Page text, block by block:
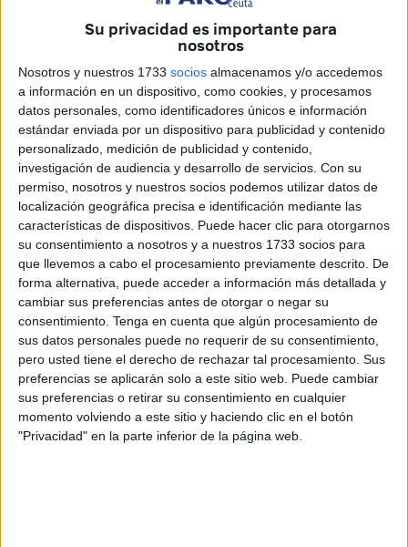
Su privacidad es importante para
nosotros
Nosotros y nuestros 1733 socios almacenamos y/o accedemos
a información en un dispositivo, como cookies, y procesamos
datos personales, como identificadores únicos e información
estándar enviada por un dispositivo para publicidad y contenido
personalizado, medición de publicidad y contenido,
investigación de audiencia y desarrollo de servicios. Con su
permiso, nosotros y nuestros socios podemos utilizar datos de
localización geográfica precisa e identificación mediante las
características de dispositivos. Puede hacer clic para otorgarnos
su consentimiento a nosotros y a nuestros 1733 socios para
que llevemos a cabo el procesamiento previamente descrito. De
forma alternativa, puede acceder a información más detallada y
cambiar sus preferencias antes de otorgar o negar su
consentimiento. Tenga en cuenta que algún procesamiento de
sus datos personales puede no requerir de su consentimiento,
pero usted tiene el derecho de rechazar tal procesamiento. Sus
preferencias se aplicarán solo a este sitio web. Puede cambiar
sus preferencias o retirar su consentimiento en cualquier
momento volviendo a este sitio y haciendo clic en el botón
"Privacidad" en la parte inferior de la página web.
ElClub Sepaide Ceuta continúa dejando huella a nivel
nacional tras su participación en la2ª Liga Nacional
Mástercelebrada este fin de semana enLangreo
(Asturias), donde logró una medalla de broncegracias a
la destacada actuación dePilar Fuentes, tercera
clasificada en su categoría.
Fuentes demostróun excelente nivel competitivo y logró
subirse al podio, aportando una nueva medalla al
palmarés del club ceutí. La competidora realizó una fase
previa sólida y logró superarlos cruces hasta alcanzar
las semifinales, donde cayó ante una rival de gran
nivel .
No obstante, se repuso en la lucha por el tercer puesto y
logró imponerse, colgándose el bronce.